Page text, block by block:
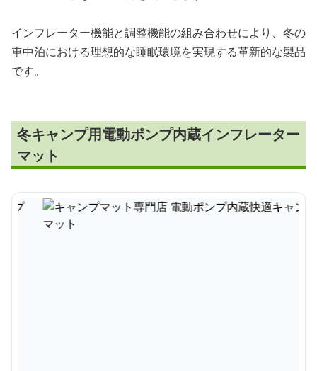
インフレーター機能と調整機能の組み合わせにより、冬の
車中泊における理想的な睡眠環境を実現する革新的な製品
です。
冬キャンプ用電動ポンプ内蔵インフレーター
マット